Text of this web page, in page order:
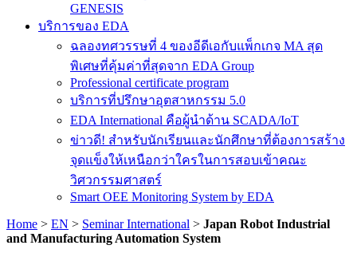
GENESIS
บริการของ EDA
ฉลองทศวรรษที่ 4 ของอีดีเอกับแพ็กเกจ MA สุด
พิเศษที่คุ้มค่าที่สุดจาก EDA Group
Professional certificate program
บริการที่ปรึกษาอุตสาหกรรม 5.0
EDA International คือผู้นำด้าน SCADA/IoT
ข่าวดี! สำหรับนักเรียนและนักศึกษาที่ต้องการสร้าง
จุดแข็งให้เหนือกว่าใครในการสอบเข้าคณะ
วิศวกรรมศาสตร์
Smart OEE Monitoring System by EDA
Home > EN > Seminar International > Japan Robot Industrial
and Manufacturing Automation System